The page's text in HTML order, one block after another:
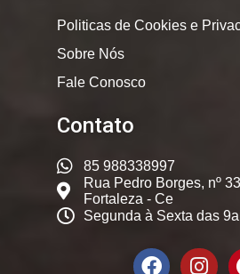
Politicas de Cookies e
Sobre Nós
Fale Conosco
Contato
85 988338997
Rua Pedro Borges, nº
Fortaleza - Ce
Segunda à Sexta das